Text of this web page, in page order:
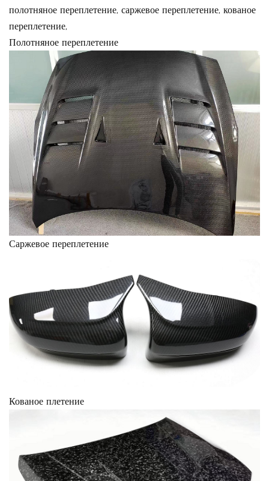
полотняное переплетение, саржевое переплетение, кованое
переплетение,
Полотняное переплетение
Саржевое переплетение
Кованое плетение